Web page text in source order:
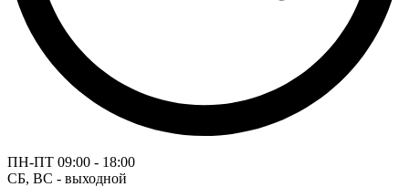
ПН-ПТ 09:00 - 18:00
СБ, ВС - выходной